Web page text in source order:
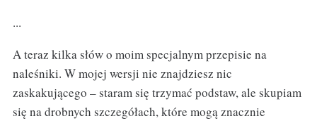
...
A teraz kilka słów o moim specjalnym przepisie na
naleśniki. W mojej wersji nie znajdziesz nic
zaskakującego – staram się trzymać podstaw, ale skupiam
się na drobnych szczegółach, które mogą znacznie